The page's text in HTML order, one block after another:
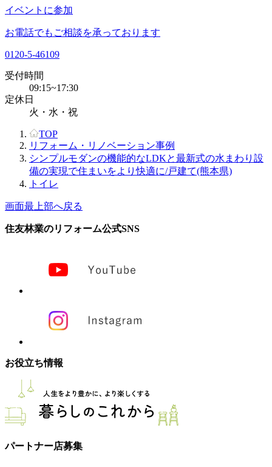
イベントに参加
お電話でもご相談を承っております
0120-5-46109
受付時間
09:15~17:30
定休日
火・水・祝
TOP
リフォーム・リノベーション事例
シンプルモダンの機能的なLDKと最新式の水まわり設
備の実現で住まいをより快適に/戸建て(熊本県)
トイレ
画面最上部へ戻る
住友林業のリフォーム公式SNS
お役立ち情報
パートナー店募集